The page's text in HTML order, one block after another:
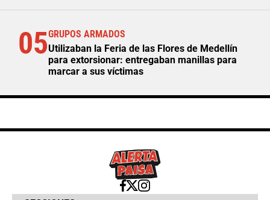
05GRUPOS ARMADOS
Utilizaban la Feria de las Flores de Medellín
para extorsionar: entregaban manillas para
marcar a sus víctimas